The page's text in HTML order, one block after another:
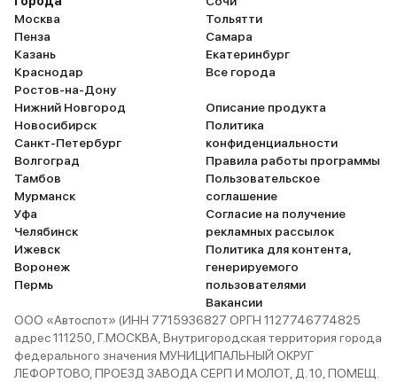
направлен на тебя. Особенно
хорошо идёт классическая
музыка. Всем владельцам
рекомендую. Амортизация
регулируется. Если сломается, я
недавно задумался, то придётся
отдавать неслабую сумму за
новую. Надеюсь, прослужат
долго. Машина нигде не стучит,
не гремит и не тарахтит. Это –
Лексус. По-другому быть и не
может. Проходимость
вездеходная. Специально
заезжал в сугробы и грязищу.
Больше 160 км/ч не ездил. За то
был на Лексусе везде – и на
проезжает, нигде не застревал.
Динамика блестящая. Машина
легко берёт разгон, без звуковых
спецэффектов. Ощущений, что
слышу, то есть реально
ничего, даже двух
прошел, но по расходу
литра на сотню. Это
50/50 город – трасса. На сегодня
я вижу в машине одни
достоинства: мощная,
динамичная,
прекрасно, тормозит по
малейшему сигналу. Ну
пончики, до некоторых
ещё не добрались руки:
(не пробовал, ибо не
особого), камеры
обзора, шикарная
Levinson на секунду). В
пока я полон восторга
хочется не оставлять
круглые сутки. Если бы
Москва
Пенза
Казань
Краснодар
Ростов-на-Дону
Нижний Новгород
Новосибирск
Санкт-Петербург
Волгоград
Тамбов
Мурманск
Уфа
Челябинск
Ижевск
Воронеж
Пермь
Тольятти
Самара
Екатеринбург
Все города
Описание продукта
Политика
конфиденциальности
Правила работы программы
Пользовательское
соглашение
Согласие на получение
рекламных рассылок
Политика для контента,
генерируемого
пользователями
Вакансии
ООО «Автоспот» (ИНН 7715936827 ОРГН 1127746774825
адрес 111250, Г.МОСКВА, Внутригородская территория города
федерального значения МУНИЦИПАЛЬНЫЙ ОКРУГ
ЛЕФОРТОВО, ПРОЕЗД ЗАВОДА СЕРП И МОЛОТ, Д. 10, ПОМЕЩ.